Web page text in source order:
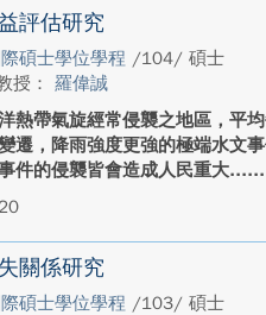
評估研究
碩士學位學程 /104/ 碩士
授：羅偉誠
熱帶氣旋經常侵襲之地區，平
遷，降雨強度更強的極端水文
件的侵襲皆會造成人民重大...
關係研究
碩士學位學程 /103/ 碩士